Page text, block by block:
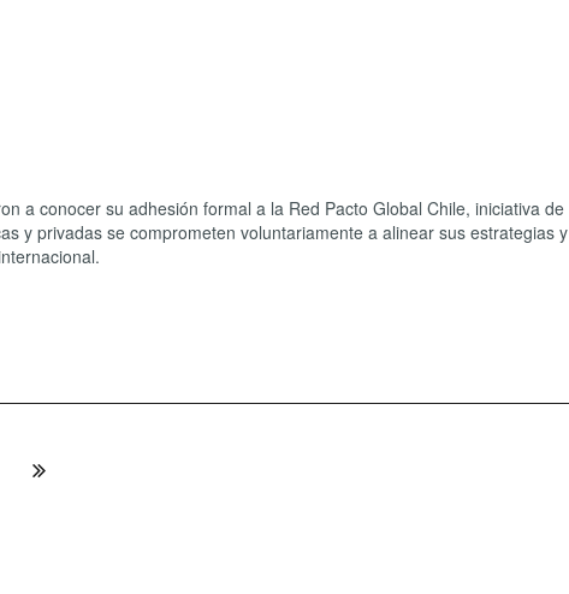
a conocer su adhesión formal a la Red Pacto Global Chile, iniciativa de
y privadas se comprometen voluntariamente a alinear sus estrategias y